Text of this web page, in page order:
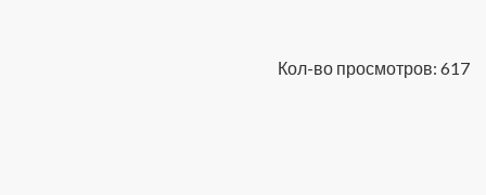
Кол-во просмотров: 617